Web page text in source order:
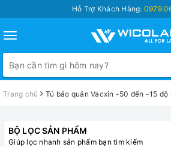
Hỗ Trợ Khách Hàng:
Toggle
navigation
Trang chủ Tủ bảo quản Vacxin -50 đến -15 độ
BỘ LỌC SẢN PHẨM
Giúp lọc nhanh sản phẩm bạn tìm kiếm